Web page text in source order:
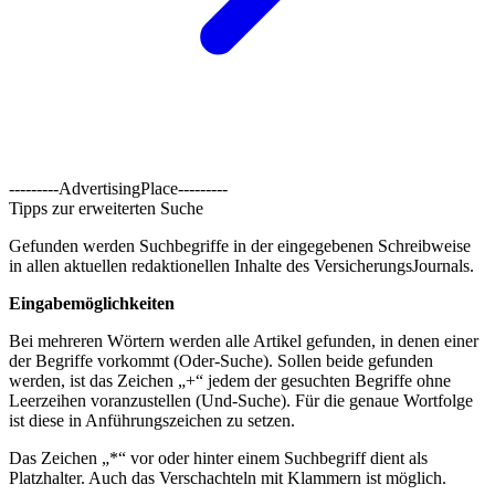
---------AdvertisingPlace---------
Tipps zur erweiterten Suche
Gefunden werden Suchbegriffe in der eingegebenen Schreibweise
in allen aktuellen redaktionellen Inhalte des VersicherungsJournals.
Eingabemöglichkeiten
Bei mehreren Wörtern werden alle Artikel gefunden, in denen einer
der Begriffe vorkommt (Oder-Suche). Sollen beide gefunden
werden, ist das Zeichen „+“ jedem der gesuchten Begriffe ohne
Leerzeihen voranzustellen (Und-Suche). Für die genaue Wortfolge
ist diese in Anführungszeichen zu setzen.
Das Zeichen „*“ vor oder hinter einem Suchbegriff dient als
Platzhalter. Auch das Verschachteln mit Klammern ist möglich.